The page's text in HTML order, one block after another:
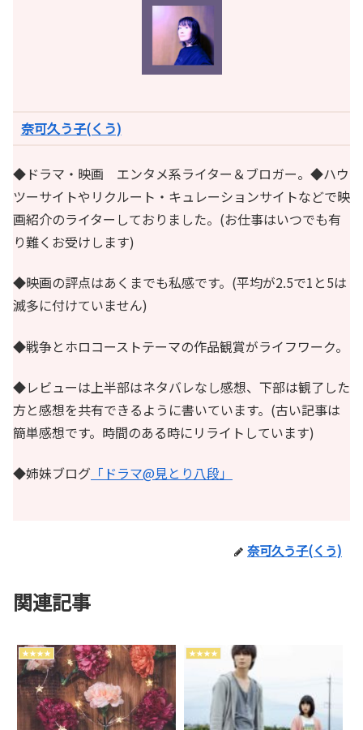
奈可久う子(くう)
◆ドラマ・映画 エンタメ系ライター＆ブロガー。◆ハウ
ツーサイトやリクルート・キュレーションサイトなどで映
画紹介のライターしておりました。(お仕事はいつでも有
り難くお受けします)
◆映画の評点はあくまでも私感です。(平均が2.5で1と5は
滅多に付けていません)
◆戦争とホロコーストテーマの作品観賞がライフワーク。
◆レビューは上半部はネタバレなし感想、下部は観了した
方と感想を共有できるように書いています。(古い記事は
簡単感想です。時間のある時にリライトしています)
◆姉妹ブログ 「ドラマ@見とり八段」
奈可久う子(くう)
関連記事
★★★★ ★★★★